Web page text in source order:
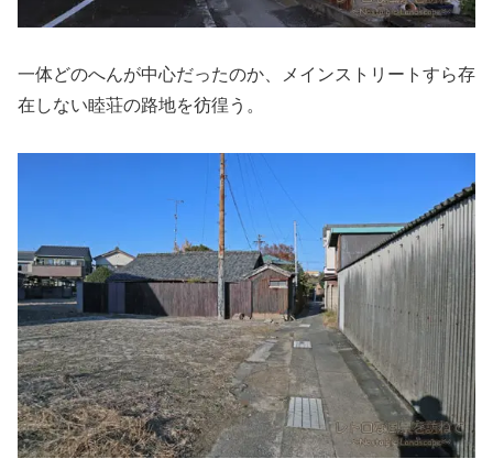
一体どのへんが中心だったのか、メインストリートすら存
在しない睦荘の路地を彷徨う。